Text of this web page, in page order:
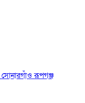
সোনারগাঁওরূপগঞ্জ